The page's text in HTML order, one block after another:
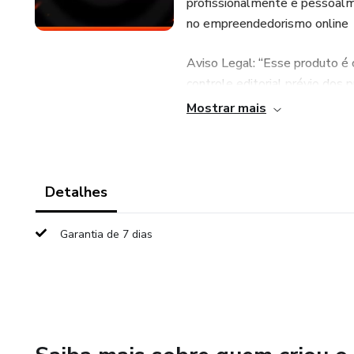
no empreendedorismo online
Aviso Legal: “Esse produto
controle editorial prévio dos
experiência daqueles que os
Mostrar mais
Detalhes
Garantia de 7 dias